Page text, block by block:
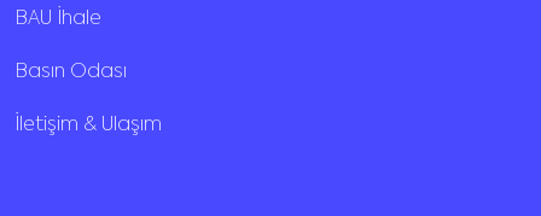
BAU İhale
Basın Odası
İletişim & Ulaşım